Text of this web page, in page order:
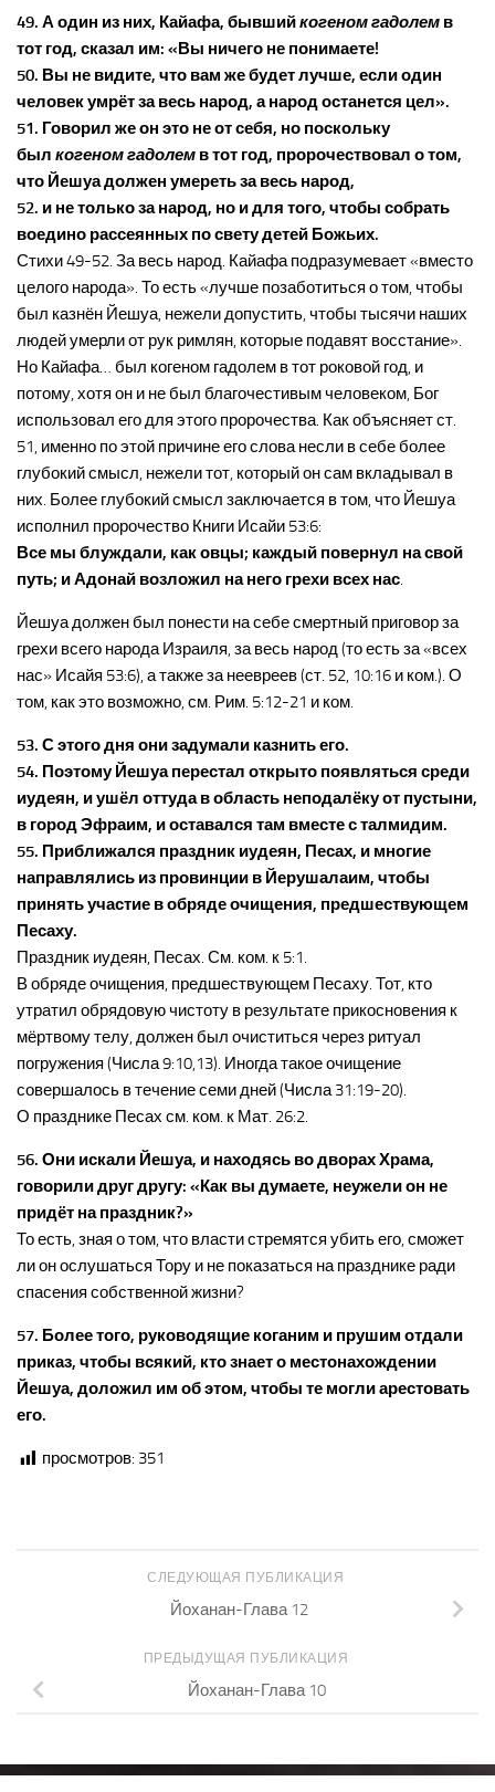
49. А один из них, Кайафа, бывшийкогеном гадолем в
тот год, сказал им: «Вы ничего не понимаете!
50. Вы не видите, что вам же будет лучше, если один
человек умрёт за весь народ, а народ останется цел».
51. Говорил же он это не от себя, но поскольку
был когеном гадолем в тот год, пророчествовал о том,
что Йешуа должен умереть за весь народ,
52. и не только за народ, но и для того, чтобы собрать
воедино рассеянных по свету детей Божьих.
Стихи 49-52. За весь народ. Кайафа подразумевает «вместо
целого народа». То есть «лучше позаботиться о том, чтобы
был казнён Йешуа, нежели допустить, чтобы тысячи наших
людей умерли от рук римлян, которые подавят восстание».
Но Кайафа… был когеном гадолем в тот роковой год, и
потому, хотя он и не был благочестивым человеком, Бог
использовал его для этого пророчества. Как объясняет ст.
51, именно по этой причине его слова несли в себе более
глубокий смысл, нежели тот, который он сам вкладывал в
них. Более глубокий смысл заключается в том, что Йешуа
исполнил пророчество Книги Исайи 53:6:
Все мы блуждали, как овцы; каждый повернул на свой
путь; и Адонай возложил на него грехи всех нас.
Йешуа должен был понести на себе смертный приговор за
грехи всего народа Израиля, за весь народ (то есть за «всех
нас» Исайя 53:6), а также за неевреев (ст. 52, 10:16 и ком.). О
том, как это возможно, см. Рим. 5:12-21 и ком.
53. С этого дня они задумали казнить его.
54. Поэтому Йешуа перестал открыто появляться среди
иудеян, и ушёл оттуда в область неподалёку от пустыни,
в город Эфраим, и оставался там вместе с талмидим.
55. Приближался праздник иудеян, Песах, и многие
направлялись из провинции в Йерушалаим, чтобы
принять участие в обряде очищения, предшествующем
Песаху.
Праздник иудеян, Песах. См. ком. к 5:1.
В обряде очищения, предшествующем Песаху. Тот, кто
утратил обрядовую чистоту в результате прикосновения к
мёртвому телу, должен был очиститься через ритуал
погружения (Числа 9:10,13). Иногда такое очищение
совершалось в течение семи дней (Числа 31:19-20).
О празднике Песах см. ком. к Мат. 26:2.
56. Они искали Йешуа, и находясь во дворах Храма,
говорили друг другу: «Как вы думаете, неужели он не
придёт на праздник?»
То есть, зная о том, что власти стремятся убить его, сможет
ли он ослушаться Тору и не показаться на празднике ради
спасения собственной жизни?
57. Более того, руководящие коганим и прушим отдали
приказ, чтобы всякий, кто знает о местонахождении
Йешуа, доложил им об этом, чтобы те могли арестовать
его.
просмотров: 351
СЛЕДУЮЩАЯ ПУБЛИКАЦИЯ
Йоханан-Глава 12
ПРЕДЫДУЩАЯ ПУБЛИКАЦИЯ
Йоханан-Глава 10